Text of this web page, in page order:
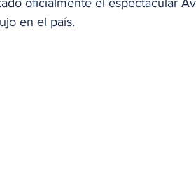
oficialmente el espectacular
en el país.